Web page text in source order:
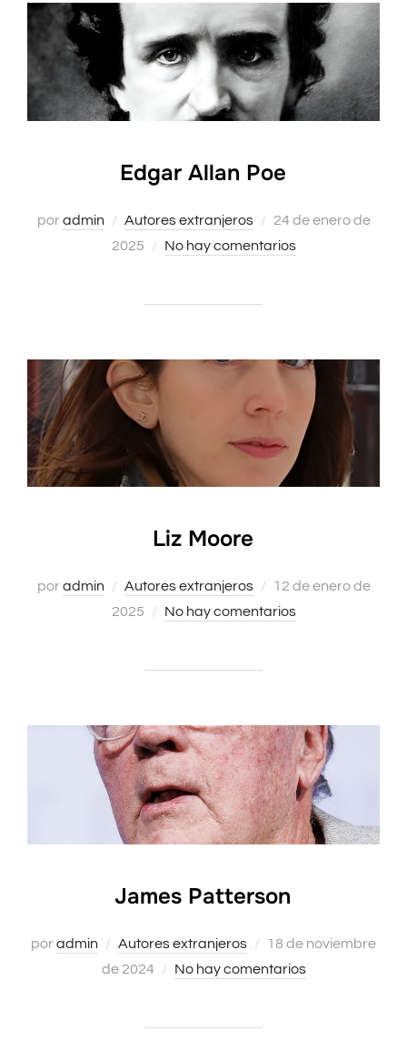
Edgar Allan Poe
poradmin Autores extranjeros
Publicado
el
24 de enero de
2025
No hay comentarios
Liz Moore
poradmin Autores extranjeros
Publicado
el
12 de enero de
2025
No hay comentarios
James Patterson
poradmin Autores extranjeros
Publicado
el
18 de noviembre
de 2024
No hay comentarios